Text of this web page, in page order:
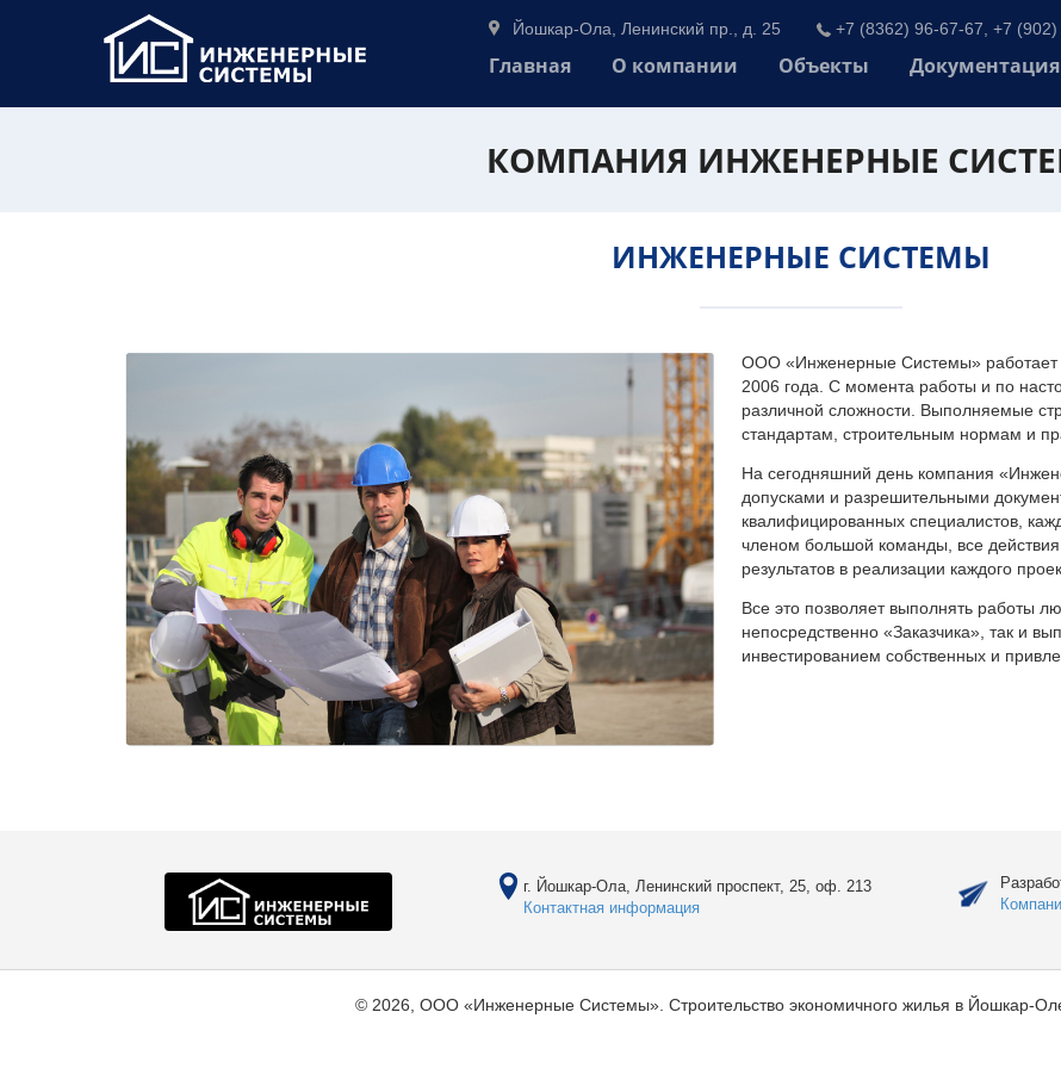
Йошкар-Ола, Ленинский пр., д. 25 +7 (8362) 96-67-67, +7
Главная О компании Объекты Документация
КОМПАНИЯ ИНЖЕНЕРНЫЕ
ИНЖЕНЕРНЫЕ СИСТЕМЫ
ООО «Инженерные Системы» работает
2006 года. С момента работы и по
различной сложности. Выполняемые
стандартам, строительным нормам и
На сегодняшний день компания
допусками и разрешительными
квалифицированных специалистов,
членом большой команды, все
результатов в реализации каждого
Все это позволяет выполнять работы
непосредственно «Заказчика», так и
инвестированием собственных и
г. Йошкар-Ола, Ленинский проспект, 25, оф. 213
Контактная информация
© 2026, ООО «Инженерные Системы». Строительство экономичного жилья в Йошкар-